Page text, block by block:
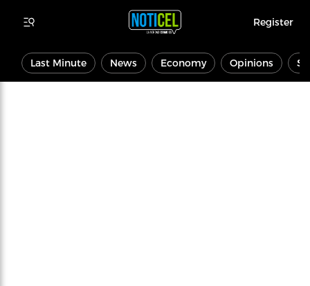
Register
Last Minute News Economy Opinions